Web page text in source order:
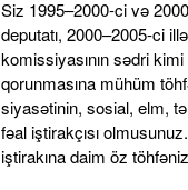
Siz 1995–2000-ci və
deputatı, 2000–2005-ci
komissiyasının sədri
qorunmasına mühüm
siyasətinin, sosial, elm,
fəal iştirakçısı
iştirakına daim öz